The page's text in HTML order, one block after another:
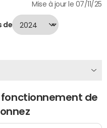
Mise à jour le 07/11/25
de
fonctionnement de